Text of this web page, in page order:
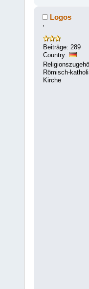
Logos
'
Beiträge: 289
Country:
Römisch-
Kirche